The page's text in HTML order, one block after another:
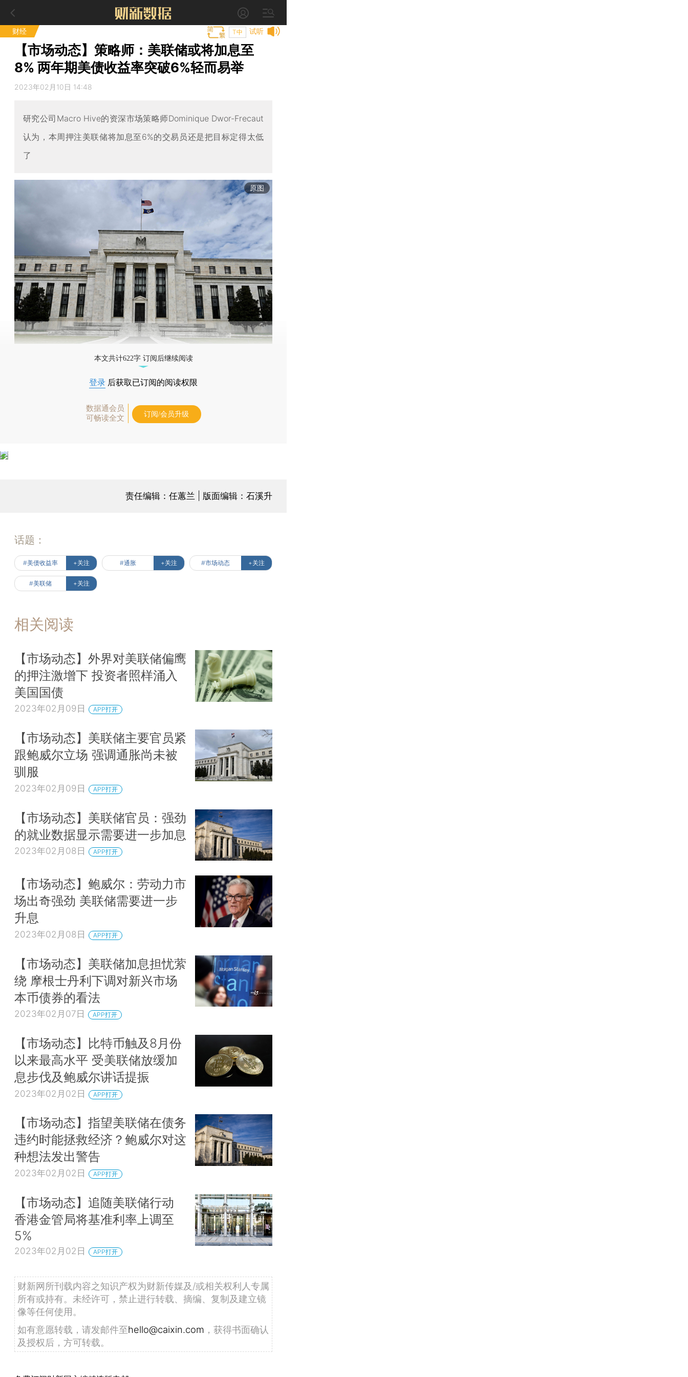
财经 试听
T中
【市场动态】策略师：美联储或将加息至
8% 两年期美债收益率突破6%轻而易举
2023年02月10日 14:48
研究公司Macro Hive的资深市场策略师Dominique Dwor-Frecaut
认为，本周押注美联储将加息至6%的交易员还是把目标定得太低
了
原图
本文共计622字 订阅后继续阅读
登录 后获取已订阅的阅读权限
数据通会员
可畅读全文
订阅/会员升级
责任编辑：任蕙兰 | 版面编辑：石溪升
话题：
#美债收益率 +关注 #通胀 +关注 #市场动态 +关注
#美联储 +关注
相关阅读
【市场动态】外界对美联储偏鹰
的押注激增下 投资者照样涌入
美国国债
2023年02月09日 APP打开
【市场动态】美联储主要官员紧
跟鲍威尔立场 强调通胀尚未被
驯服
2023年02月09日 APP打开
【市场动态】美联储官员：强劲
的就业数据显示需要进一步加息
2023年02月08日 APP打开
【市场动态】鲍威尔：劳动力市
场出奇强劲 美联储需要进一步
升息
2023年02月08日 APP打开
【市场动态】美联储加息担忧萦
绕 摩根士丹利下调对新兴市场
本币债券的看法
2023年02月07日 APP打开
【市场动态】比特币触及8月份
以来最高水平 受美联储放缓加
息步伐及鲍威尔讲话提振
2023年02月02日 APP打开
【市场动态】指望美联储在债务
违约时能拯救经济？鲍威尔对这
种想法发出警告
2023年02月02日 APP打开
【市场动态】追随美联储行动
香港金管局将基准利率上调至
5%
2023年02月02日 APP打开
财新网所刊载内容之知识产权为财新传媒及/或相关权利人专属
所有或持有。未经许可，禁止进行转载、摘编、复制及建立镜
像等任何使用。
如有意愿转载，请发邮件至hello@caixin.com ，获得书面确认
及授权后，方可转载。